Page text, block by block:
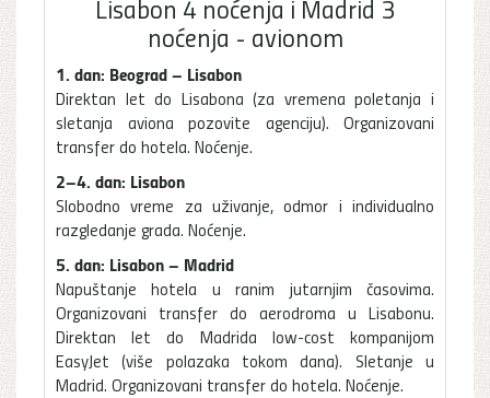
Lisabon 4 noćenja i Madrid 3
noćenja - avionom
1. dan: Beograd – Lisabon
Direktan let do Lisabona (za vremena poletanja i
sletanja aviona pozovite agenciju). Organizovani
transfer do hotela. Noćenje.
2–4. dan: Lisabon
Slobodno vreme za uživanje, odmor i individualno
razgledanje grada. Noćenje.
5. dan: Lisabon – Madrid
Napuštanje hotela u ranim jutarnjim časovima.
Organizovani transfer do aerodroma u Lisabonu.
Direktan let do Madrida low-cost kompanijom
EasyJet (više polazaka tokom dana). Sletanje u
Madrid. Organizovani transfer do hotela. Noćenje.